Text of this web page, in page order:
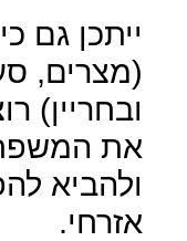
ייתכן גם
(מצרים,
ובחריין)
את
ולהביא
אזרחי.